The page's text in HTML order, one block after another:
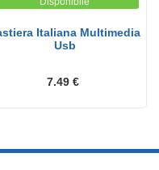
Italiana Multimedia
Usb
7.49 €